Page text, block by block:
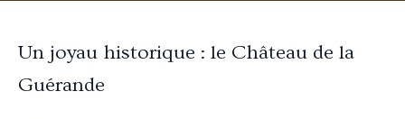
Un joyau historique : le Château de la
Guérande